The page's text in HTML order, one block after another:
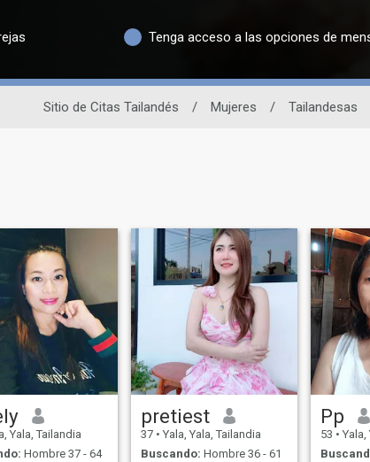
Tenga acceso a las opciones de
Sitio de Citas Tailandés / Mujeres / Tailandesas
Yala, Tailandia
Hombre 37 - 64
pretiest
37 • Yala, Yala, Tailandia
Buscando: Hombre 36 - 61
Pp
53 • Yala,